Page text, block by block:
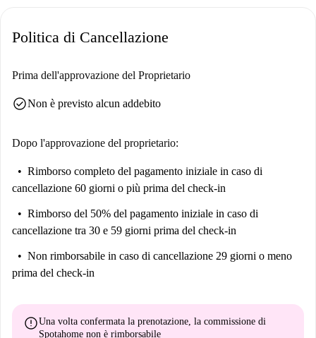
esigenze.
ristoranti mediterranei come Rincon de Adriana, Karma e La Cuina de
quanto riguarda le attrazioni, non trascurate i siti vicini come Casitas
opportunità culturali della zona per vivere uno stile di vita equilibrato e
Politica di Cancellazione
Prima dell'approvazione del Proprietario
check_circleNon è previsto alcun addebito
Dopo l'approvazione del proprietario:
Rimborso completo del pagamento iniziale in caso di
cancellazione 60 giorni o più prima del check-in
Rimborso del 50% del pagamento iniziale in caso di
cancellazione tra 30 e 59 giorni prima del check-in
Non rimborsabile in caso di cancellazione 29 giorni o meno
prima del check-in
errorUna volta confermata la prenotazione, la commissione di
Spotahome non è rimborsabile